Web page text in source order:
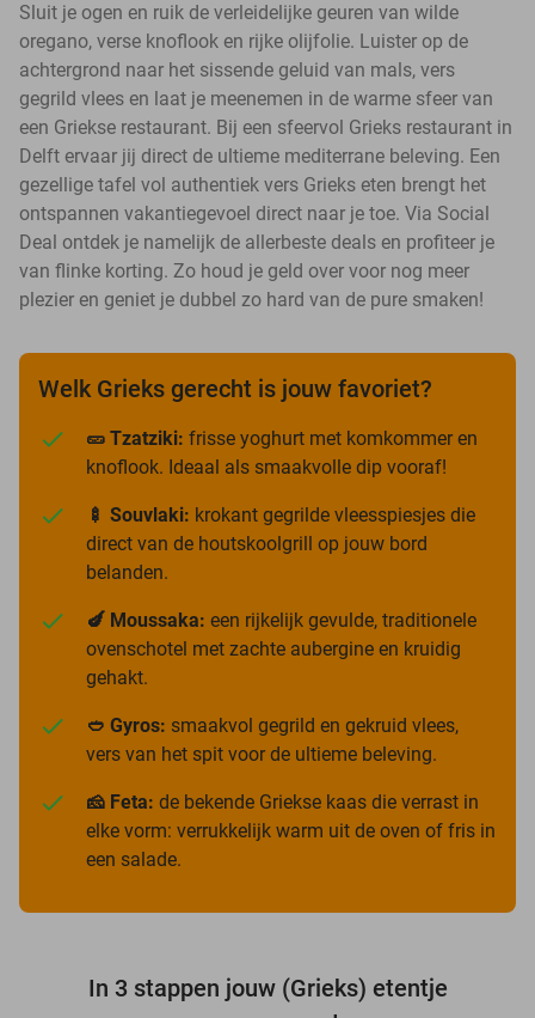
Sluit je ogen en ruik de verleidelijke geuren van wilde
oregano, verse knoflook en rijke olijfolie. Luister op de
achtergrond naar het sissende geluid van mals, vers
gegrild vlees en laat je meenemen in de warme sfeer van
een Griekse restaurant. Bij een sfeervol Grieks restaurant in
Delft ervaar jij direct de ultieme mediterrane beleving. Een
gezellige tafel vol authentiek vers Grieks eten brengt het
ontspannen vakantiegevoel direct naar je toe. Via Social
Deal ontdek je namelijk de allerbeste deals en profiteer je
van flinke korting. Zo houd je geld over voor nog meer
plezier en geniet je dubbel zo hard van de pure smaken!
Welk Grieks gerecht is jouw favoriet?
🥒 Tzatziki: frisse yoghurt met komkommer en
knoflook. Ideaal als smaakvolle dip vooraf!
🍢 Souvlaki: krokant gegrilde vleesspiesjes die
direct van de houtskoolgrill op jouw bord
belanden.
🍆 Moussaka: een rijkelijk gevulde, traditionele
ovenschotel met zachte aubergine en kruidig
gehakt.
🥙 Gyros: smaakvol gegrild en gekruid vlees,
vers van het spit voor de ultieme beleving.
🧀 Feta: de bekende Griekse kaas die verrast in
elke vorm: verrukkelijk warm uit de oven of fris in
een salade.
In 3 stappen jouw (Grieks) etentje